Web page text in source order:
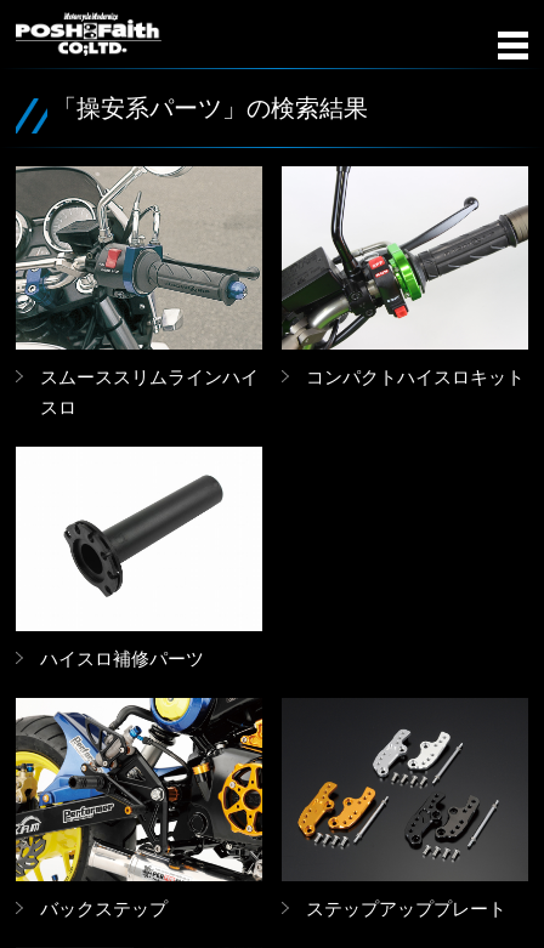
「操安系パーツ」の検索結果
スムーススリムラインハイ
スロ
コンパクトハイスロキット
ハイスロ補修パーツ
バックステップ ステップアッププレート